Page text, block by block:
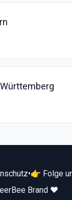
•👉 Folge
Brand ❤️